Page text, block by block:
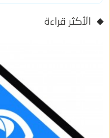
الأكثر قراءة